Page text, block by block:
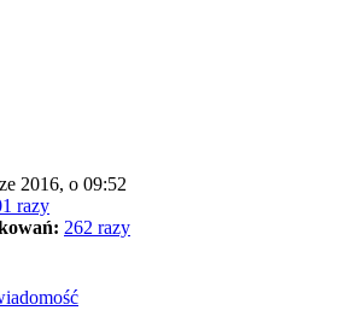
2016, o 09:52
razy
262 razy